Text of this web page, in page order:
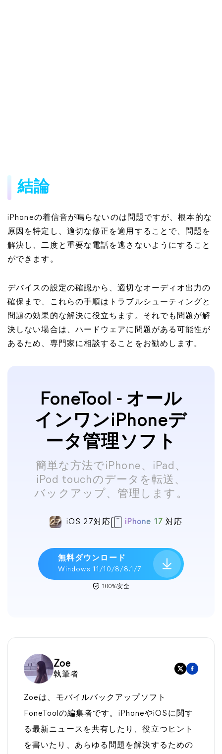
結論
iPhoneの着信音が鳴らないのは問題ですが、根本的な
原因を特定し、適切な修正を適用することで、問題を
解決し、二度と重要な電話を逃さないようにすること
ができます。
デバイスの設定の確認から、適切なオーディオ出力の
確保まで、これらの手順はトラブルシューティングと
問題の効果的な解決に役立ちます。それでも問題が解
決しない場合は、ハードウェアに問題がある可能性が
あるため、専門家に相談することをお勧めします。
FoneTool - オール
インワンiPhoneデ
ータ管理ソフト
簡単な方法でiPhone、iPad、
iPod touchのデータを転送、
バックアップ、管理します。
iOS 27対応 iPhone 17 対応
無料ダウンロード
Windows 11/10/8/8.1/7
100%安全
Zoe
執筆者
Zoeは、モバイルバックアップソフト
FoneToolの編集者です。iPhoneやiOSに関す
る最新ニュースを共有したり、役立つヒント
を書いたり、あらゆる問題を解決するための